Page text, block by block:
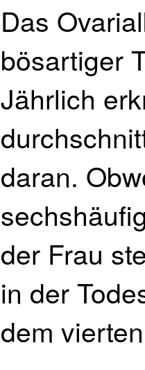
Das
bösartiger
Jährlich
daran.
der Frau
in der
dem